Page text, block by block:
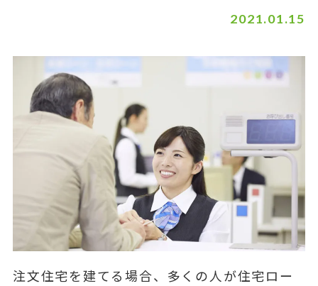
2021.01.15
注文住宅を建てる場合、多くの人が住宅ロー